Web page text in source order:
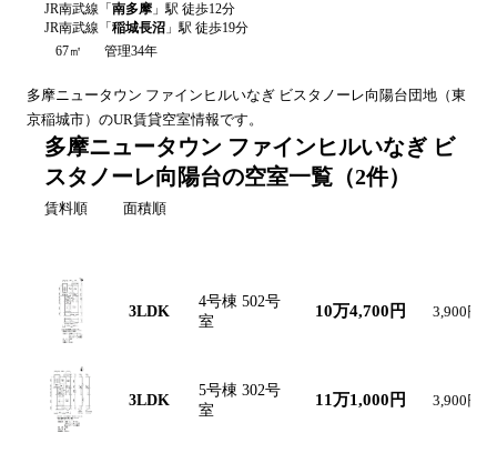
JR南武線 「 南多摩 」駅 徒歩12分
JR南武線 「 稲城長沼 」駅 徒歩19分
67㎡
管理34年
多摩ニュータウン ファインヒルいなぎ ビスタノーレ向陽台 団地（東
京稲城市）のUR賃貸空室情報です。
多摩ニュータウン ファインヒルいなぎ ビ
スタノーレ向陽台の空室一覧 （2件）
賃料順 面積順
3LDK
4号棟 502号
室
10万4,700円 3,900円
3LDK
5号棟 302号
室
11万1,000円 3,900円